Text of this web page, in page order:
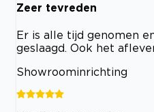
Zeer tevreden
Er is alle tijd genomen
geslaagd. Ook het
Showroominrichting